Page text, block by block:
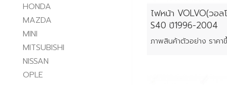
HONDA
MAZDA
MINI
MITSUBISHI
NISSAN
OPLE
ไฟหน้า VOLVO(วอ
S40 ปี1996-2004